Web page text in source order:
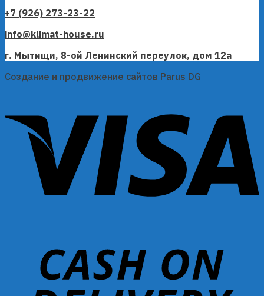
+7 (926) 273-23-22
info@klimat-house.ru
г. Мытищи, 8-ой Ленинский переулок, дом 12а
Создание и продвижение сайтов Parus DG